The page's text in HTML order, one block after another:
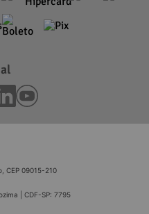
CEP 09015-210
| CDF-SP: 7795